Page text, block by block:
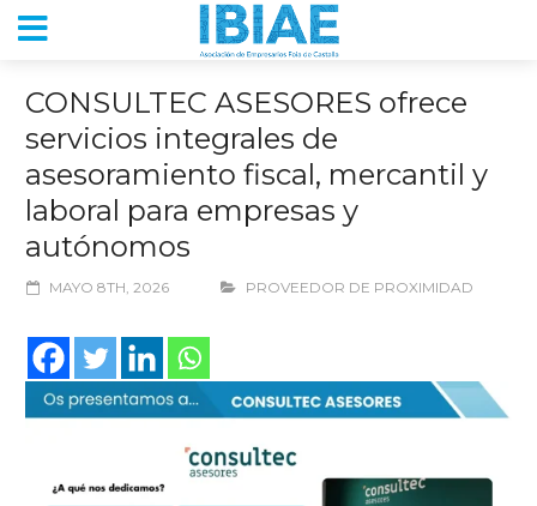
CONSULTEC ASESORES ofrece
servicios integrales de
asesoramiento fiscal, mercantil y
laboral para empresas y
autónomos
MAYO 8TH, 2026 PROVEEDOR DE PROXIMIDAD